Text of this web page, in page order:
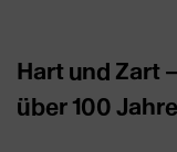
Hart und Zart
über 100